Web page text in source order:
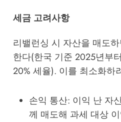
세금 고려사항
리밸런싱 시 자산을 매도하
한다(한국 기준 2025년부
20% 세율). 이를 최소화하
손익 통산: 이익 난 자
께 매도해 과세 대상